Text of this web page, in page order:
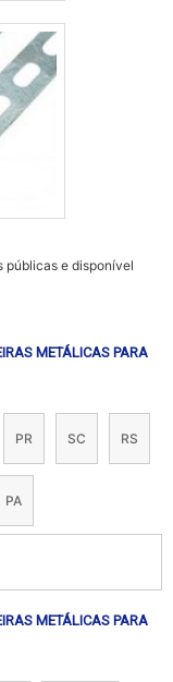
públicas e disponível
METÁLICAS PARA
PR SC RS
PA
METÁLICAS PARA